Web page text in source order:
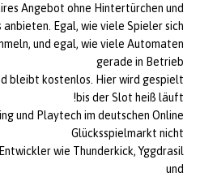
Angebot ohne Hintertürchen und
anbieten. Egal, wie viele Spieler sich
und egal, wie viele Automaten
gerade in Betrieb
bleibt kostenlos. Hier wird gespielt,
bis der Slot heiß läuft!
und Playtech im deutschen Online
Glücksspielmarkt nicht
wie Thunderkick, Yggdrasil
und